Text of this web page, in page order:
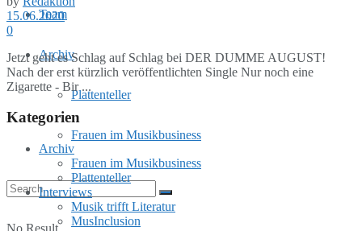
Team
Archiv
Plattenteller
Frauen im Musikbusiness
15.06.2020
0
Jetzt geht es Schlag auf Schlag bei DER DUMME AUGUST!
Nach der erst kürzlich veröffentlichten Single Nur noch eine
Zigarette - Bir ...
Kategorien
Archiv
Frauen im Musikbusiness
Plattenteller
Interviews
Musik trifft Literatur
MusInclusion